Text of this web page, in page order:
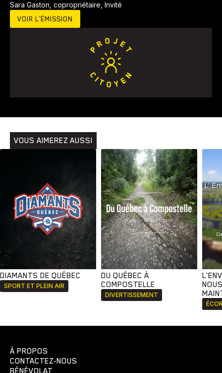
Animaux Avenir
Sara Gaston, copropriétaire, Invité
VOIR L’ÉMISSION
VOUS AIMEREZ AUSSI
DIAMANTS DE QUÉBEC
SPORT ET PLEIN AIR
DU QUÉBEC À
COMPOSTELLE
DIVERTISSEMENT
À PROPOS
CONTACTEZ-NOUS
BÉNÉVOLAT